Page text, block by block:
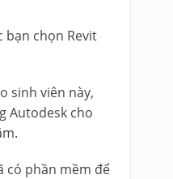
bạn chọn Revit
sinh viên này,
Autodesk cho
có phần mềm để